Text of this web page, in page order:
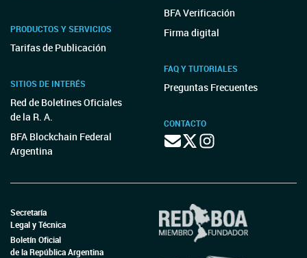
PRODUCTOS Y SERVICIOS
Tarifas de Publicación
SITIOS DE INTERÉS
Red de Boletines Oficiales
de la R. A.
BFA Blockchain Federal
Argentina
BFA Verificación
Firma digital
FAQ Y TUTORIALES
Preguntas Frecuentes
CONTACTO
Secretaría
Legal y Técnica
Boletín Oficial
de la República Argentina